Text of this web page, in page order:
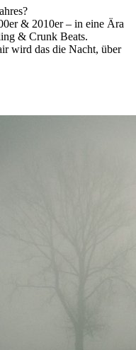
& 2010er – in eine Ära
& Crunk Beats.
wird das die Nacht, über